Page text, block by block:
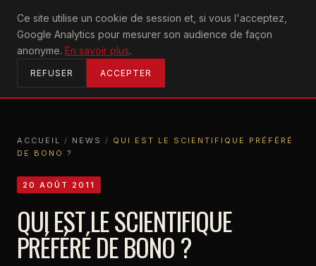
Ce site utilise un cookie de session et, si vous l'acceptez,
Google Analytics pour mesurer son audience de façon
anonyme. En savoir plus.
REFUSER ACCEPTER
U2achtung
ACCUEIL
ACCUEIL / NEWS / QUI EST LE SCIENTIFIQUE PRÉFÉRÉ
DE BONO ?
20 AOÛT 2011
QUI EST LE SCIENTIFIQUE
PRÉFÉRÉ DE BONO ?